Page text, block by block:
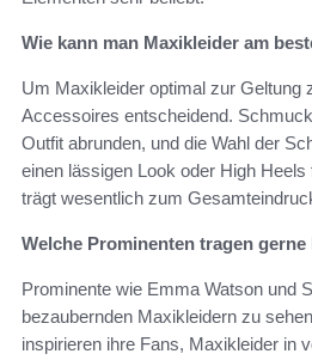
Wie kann man Maxikleider am
Um Maxikleider optimal zur Geltung
Accessoires entscheidend.
Outfit abrunden, und die Wahl der
einen lässigen Look oder High
trägt wesentlich zum
Welche Prominenten tragen
Prominente wie Emma Watson und
bezaubernden Maxikleidern zu
inspirieren ihre Fans, Maxikleider in